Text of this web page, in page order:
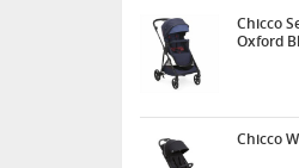
Chicco
Oxford
Chicco